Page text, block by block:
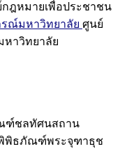
ฎหมายเพื่อประชาชน
รณ์มหาวิทยาลัย ศูนย์
หาวิทยาลัย
ฑ์ชลทัศนสถาน
พิธภัณฑ์พระจุฑาธุช